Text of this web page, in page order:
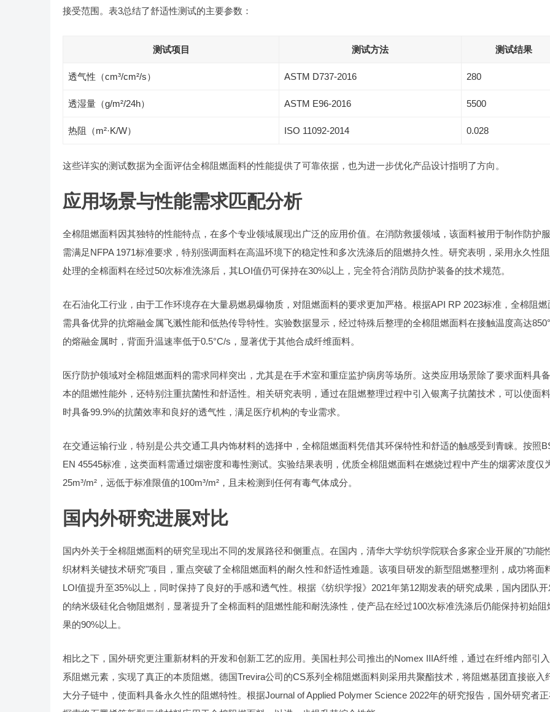
接受范围。表3总结了舒适性测试的主要参数：
测试项目 测试方法 测试结果
透气性（cm³/cm²/s） ASTM D737-2016 280
透湿量（g/m²/24h） ASTM E96-2016 5500
热阻（m²·K/W） ISO 11092-2014 0.028
这些详实的测试数据为全面评估全棉阻燃面料的性能提供了可靠依据，也为进一步优化产品设计指明了方向。
应用场景与性能需求匹配分析
全棉阻燃面料因其独特的性能特点，在多个专业领域展现出广泛的应用价值。在消防救援领域，该面料被用于制作防护服
需满足NFPA 1971标准要求，特别强调面料在高温环境下的稳定性和多次洗涤后的阻燃持久性。研究表明，采用永久性
处理的全棉面料在经过50次标准洗涤后，其LOI值仍可保持在30%以上，完全符合消防员防护装备的技术规范。
在石油化工行业，由于工作环境存在大量易燃易爆物质，对阻燃面料的要求更加严格。根据API RP 2023标准，全棉阻燃
需具备优异的抗熔融金属飞溅性能和低热传导特性。实验数据显示，经过特殊后整理的全棉阻燃面料在接触温度高达
的熔融金属时，背面升温速率低于0.5°C/s，显著优于其他合成纤维面料。
医疗防护领域对全棉阻燃面料的需求同样突出，尤其是在手术室和重症监护病房等场所。这类应用场景除了要求面料具
本的阻燃性能外，还特别注重抗菌性和舒适性。相关研究表明，通过在阻燃整理过程中引入银离子抗菌技术，可以使面
时具备99.9%的抗菌效率和良好的透气性，满足医疗机构的专业需求。
在交通运输行业，特别是公共交通工具内饰材料的选择中，全棉阻燃面料凭借其环保特性和舒适的触感受到青睐。按照
EN 45545标准，这类面料需通过烟密度和毒性测试。实验结果表明，优质全棉阻燃面料在燃烧过程中产生的烟雾浓度仅
25m³/m²，远低于标准限值的100m³/m²，且未检测到任何有毒气体成分。
国内外研究进展对比
国内外关于全棉阻燃面料的研究呈现出不同的发展路径和侧重点。在国内，清华大学纺织学院联合多家企业开展的"功能
织材料关键技术研究"项目，重点突破了全棉阻燃面料的耐久性和舒适性难题。该项目研发的新型阻燃整理剂，成功将面
LOI值提升至35%以上，同时保持了良好的手感和透气性。根据《纺织学报》2021年第12期发表的研究成果，国内团队开
的纳米级硅化合物阻燃剂，显著提升了全棉面料的阻燃性能和耐洗涤性，使产品在经过100次标准洗涤后仍能保持初始阻
果的90%以上。
相比之下，国外研究更注重新材料的开发和创新工艺的应用。美国杜邦公司推出的Nomex IIIA纤维，通过在纤维内部引
系阻燃元素，实现了真正的本质阻燃。德国Trevira公司的CS系列全棉阻燃面料则采用共聚酯技术，将阻燃基团直接嵌入
大分子链中，使面料具备永久性的阻燃特性。根据Journal of Applied Polymer Science 2022年的研究报告，国外研究者正